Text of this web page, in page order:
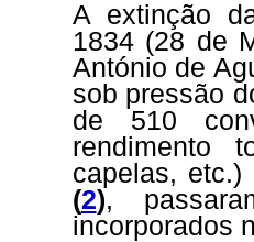
A extinção
1834 (28 de
António de
sob pressão
de 510
rendimento
capelas, etc.)
(2),
incorporados